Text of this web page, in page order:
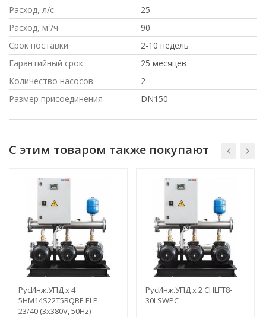
Расход, л/с
25
Расход, м³/ч
90
Срок поставки
2-10 недель
Гарантийный срок
25 месяцев
Количество насосов
2
Размер присоединения
DN150
С этим товаром также покупают
РусИнж.УПД х 4
5HM14S22T5RQBE ELP
23/40 (3x380V, 50Hz)
РусИнж.УПД х 2 CHLFT8-
30LSWPC